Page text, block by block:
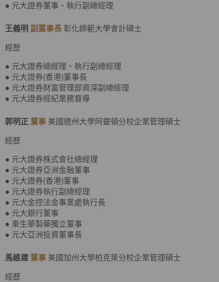
● 元大證券董事、執行副總經理
王義明 副董事長 彰化師範大學會計碩士
經歷
● 元大證券總經理、執行副總經理
● 元大證券(香港)董事長
● 元大證券財富管理部資深副總經理
● 元大證券經紀業務督導
郭明正 董事 美國德州大學阿靈頓分校企業管理碩士
經歷
● 元大證券株式會社總經理
● 元大證券亞洲金融董事
● 元大證券(香港)董事
● 元大證券執行副總經理
● 元大金控法金事業處執行長
● 元大銀行董事
● 東生華製藥獨立董事
● 元大亞洲投資董事長
馬維建 董事 美國加州大學柏克萊分校企業管理碩士
經歷